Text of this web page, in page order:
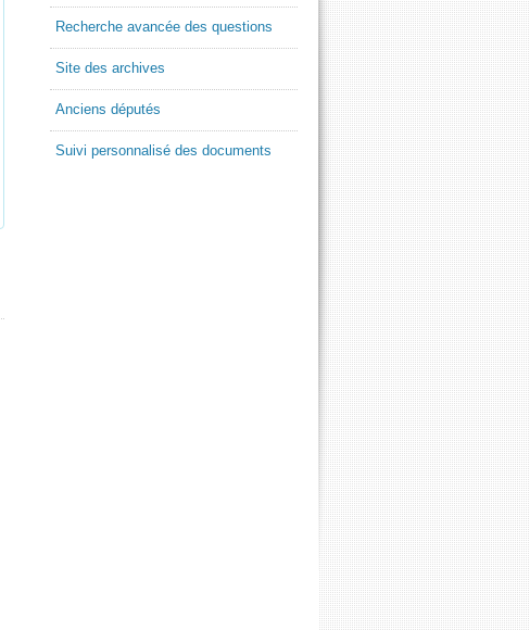
Recherche avancée des questions
Site des archives
Anciens députés
Suivi personnalisé des documents